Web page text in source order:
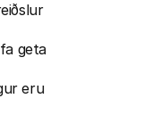
geta
eru